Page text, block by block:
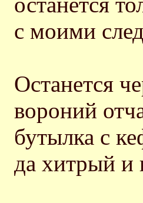
с моими
Останется
вороний
бутылка с
да хитрый и